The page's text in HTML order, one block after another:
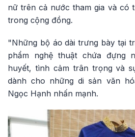
nữ trên cả nước tham gia và có
trong cộng đồng.
"Những bộ áo dài trưng bày tại
phẩm nghệ thuật chứa đựng
huyết, tình cảm trân trọng và
dành cho những di sản văn
Ngọc Hạnh nhấn mạnh.